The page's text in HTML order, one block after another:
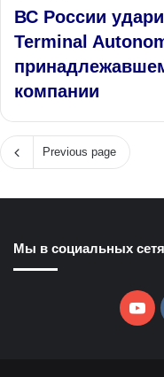
ВС России
Terminal
компании
Previous page
Мы в социальных